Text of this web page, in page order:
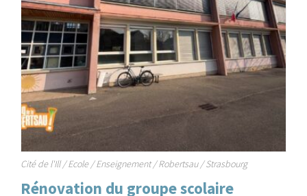
Cité de l'Ill/Ecole/Enseignement/Robertsau/Strasbourg
Rénovation du groupe scolaire